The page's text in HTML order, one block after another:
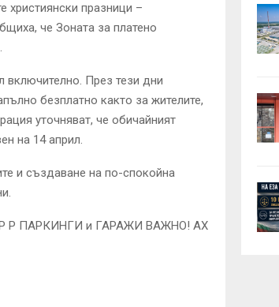
християнски празници –
че Зоната за платено
През тези дни
безплатно както за жителите,
уточняват, че обичайният
на 14 април.
и създаване на по-спокойна